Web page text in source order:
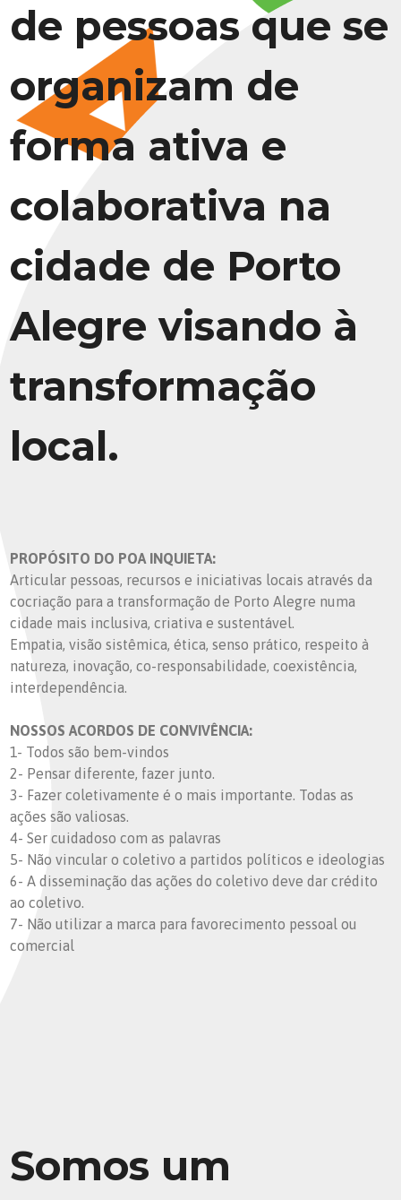
de pessoas que se
organizam de
forma ativa e
colaborativa na
cidade de Porto
Alegre visando à
transformação
local.
PROPÓSITO DO POA INQUIETA:
Articular pessoas, recursos e iniciativas locais através da
cocriação para a transformação de Porto Alegre numa
cidade mais inclusiva, criativa e sustentável.
Empatia, visão sistêmica, ética, senso prático, respeito à
natureza, inovação, co-responsabilidade, coexistência,
interdependência.
NOSSOS ACORDOS DE CONVIVÊNCIA:
1- Todos são bem-vindos
2- Pensar diferente, fazer junto.
3- Fazer coletivamente é o mais importante. Todas as
ações são valiosas.
4- Ser cuidadoso com as palavras
5- Não vincular o coletivo a partidos políticos e ideologias
6- A disseminação das ações do coletivo deve dar crédito
ao coletivo.
7- Não utilizar a marca para favorecimento pessoal ou
comercial
Somos um